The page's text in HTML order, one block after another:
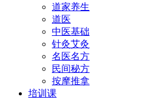
道家养生
道医
中医基础
针灸艾灸
名医名方
民间秘方
按摩推拿
培训课